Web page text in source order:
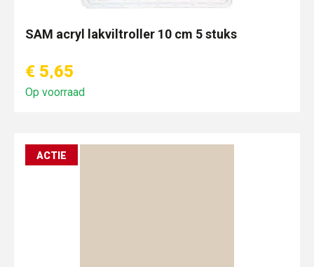
SAM acryl lakviltroller 10 cm 5 stuks
€ 5,65
Op voorraad
ACTIE